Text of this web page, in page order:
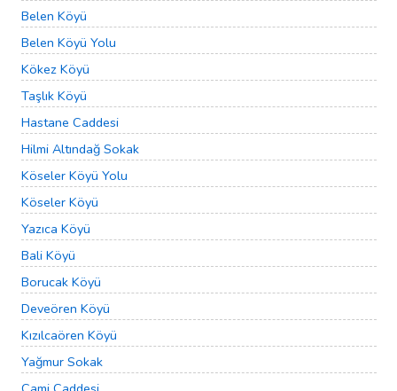
Belen Köyü
Belen Köyü Yolu
Kökez Köyü
Taşlık Köyü
Hastane Caddesi
Hilmi Altındağ Sokak
Köseler Köyü Yolu
Köseler Köyü
Yazıca Köyü
Bali Köyü
Borucak Köyü
Deveören Köyü
Kızılcaören Köyü
Yağmur Sokak